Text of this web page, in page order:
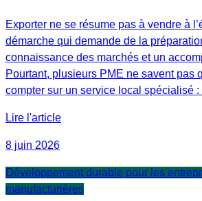
Exporter ne se résume pas à vendre à
démarche qui demande de la
connaissance des marchés et un
Pourtant, plusieurs PME ne savent pas
compter sur un service local spécialisé
Lire l'article
8 juin 2026
Développement durable pour les
manufacturières